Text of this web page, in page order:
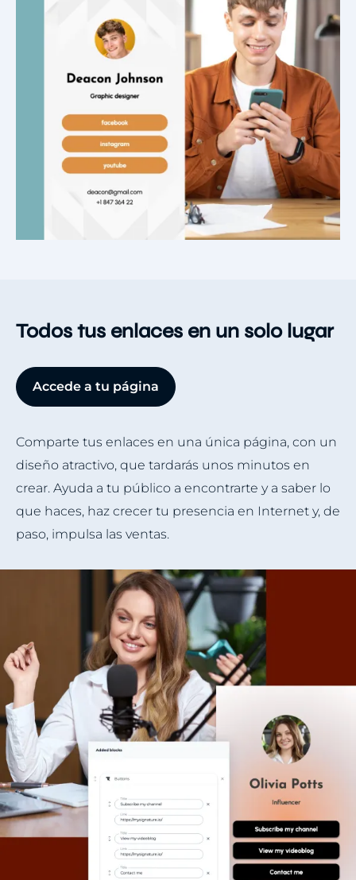
Todos tus enlaces en un solo lugar
Accede a tu página
Comparte tus enlaces en una única página, con un
diseño atractivo, que tardarás unos minutos en
crear. Ayuda a tu público a encontrarte y a saber lo
que haces, haz crecer tu presencia en Internet y, de
paso, impulsa las ventas.